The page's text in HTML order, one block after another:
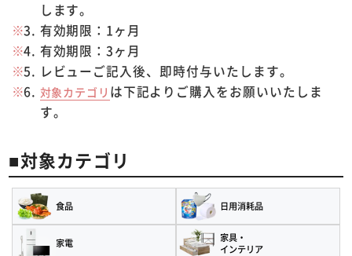
します。
有効期限：1ヶ月
有効期限：3ヶ月
レビューご記入後、即時付与いたします。
対象カテゴリ は下記よりご購入をお願いいたしま
す。
■対象カテゴリ
食品 日用消耗品
家電
家具・
インテリア